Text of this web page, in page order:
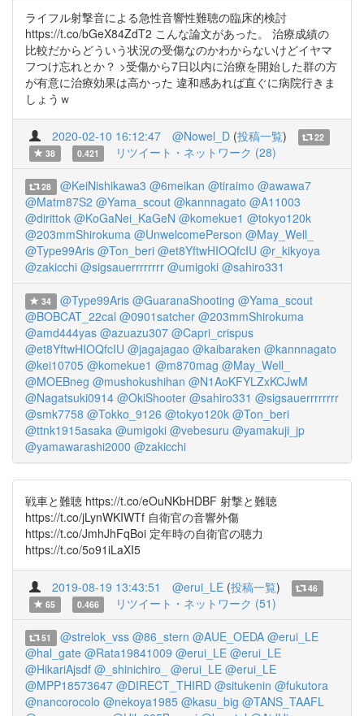
ライフル射撃音による急性音響性難聴の臨床的検討
https://t.co/bGeX84ZdT2 こんな論文があった。 治療成績の
比較だからどういう状況の受傷なのかわからないけどイヤマ
フつけ忘れとか？ >受傷から7日以内に治療を開始した群の方
が有意に治療効果は高かった 違和感あれば直ぐに病院行きま
しょうｗ
2020-02-10 16:12:47 @Nowel_D (投稿一覧)
22
38
0.421 リツイート・ネットワーク (28)
28 @KeiNishikawa3 @6meikan @tiraimo @awawa7
@Matm87S2 @Yama_scout @kannnagato @A11003
@dirittok @KoGaNei_KaGeN @komekue1 @tokyo120k
@203mmShirokuma @UnwelcomePerson @May_Well_
@Type99Aris @Ton_beri @et8YftwHIOQfcIU @r_kikyoya
@zakicchi @sigsauerrrrrrrr @umigoki @sahiro331
34 @Type99Aris @GuaranaShooting @Yama_scout
@BOBCAT_22cal @0901satcher @203mmShirokuma
@amd444yas @azuazu307 @Capri_crispus
@et8YftwHIOQfcIU @jagajagao @kaibaraken @kannnagato
@kei10705 @komekue1 @m870mag @May_Well_
@MOEBneg @mushokushihan @N1AoKFYLZxKCJwM
@Nagatsuki0914 @OkiShooter @sahiro331 @sigsauerrrrrrrr
@smk7758 @Tokko_9126 @tokyo120k @Ton_beri
@ttnk1915asaka @umigoki @vebesuru @yamakuji_jp
@yamawarashi2000 @zakicchi
戦車と難聴 https://t.co/eOuNKbHDBF 射撃と難聴
https://t.co/jLynWKIWTf 自衛官の音響外傷
https://t.co/JmhJhFqBoi 定年時の自衛官の聴力
https://t.co/5o91iLaXI5
2019-08-19 13:43:51 @erui_LE (投稿一覧)
46
65
0.466 リツイート・ネットワーク (51)
51 @strelok_vss @86_stern @AUE_OEDA @erui_LE
@hal_gate @Rata19841009 @erui_LE @erui_LE
@HikariAjsdf @_shinichiro_ @erui_LE @erui_LE
@MPP18573647 @DIRECT_THIRD @situkenin @fukutora
@nancorocolo @nekoya1985 @kasu_big @TANS_TAAFL